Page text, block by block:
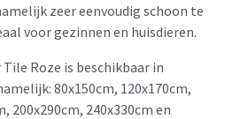
zeer eenvoudig schoon te
voor gezinnen en huisdieren.
Roze is beschikbaar in
80x150cm, 120x170cm,
200x290cm, 240x330cm en